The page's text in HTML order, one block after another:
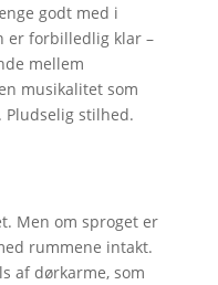
godt med i
er forbilledlig klar –
mellem
musikalitet som
Pludselig stilhed.
Men om sproget er
rummene intakt.
af dørkarme, som